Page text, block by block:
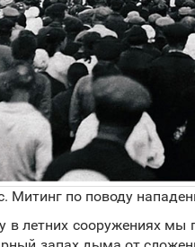
Митинг по поводу
в летних сооружениях